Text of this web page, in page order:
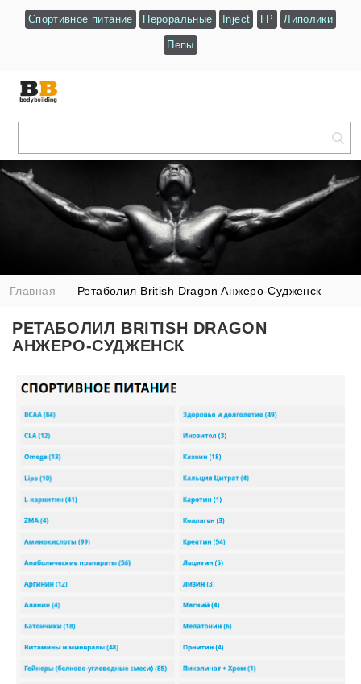
Спортивное питание Пероральные Inject ГР Липолики
Пепы
Главная Ретаболил British Dragon Анжеро-Судженск
РЕТАБОЛИЛ BRITISH DRAGON
АНЖЕРО-СУДЖЕНСК